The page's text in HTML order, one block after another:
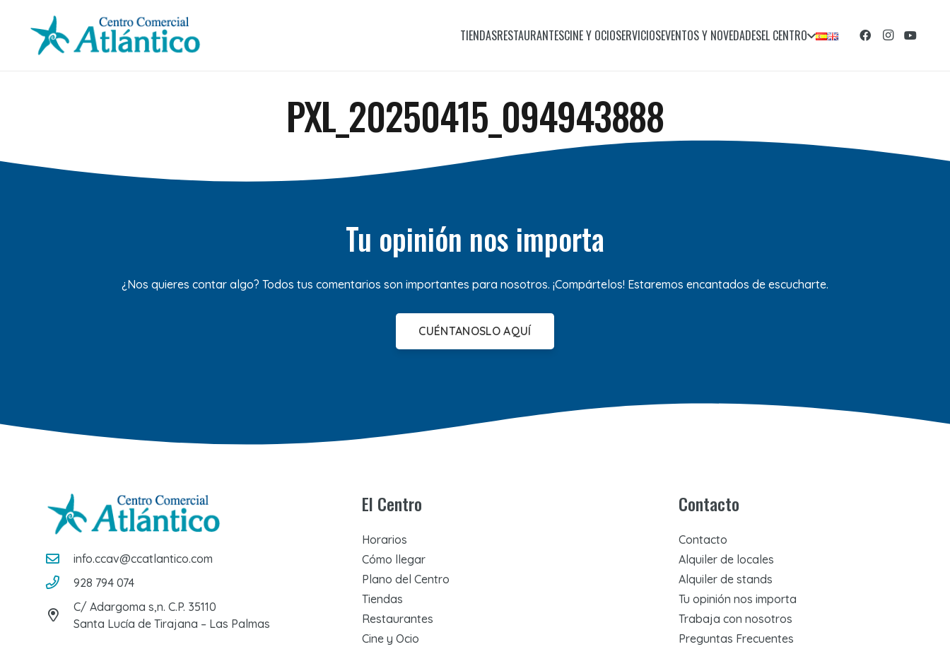
TIENDASRESTAURANTESCINE Y OCIOSERVICIOSEVENTOS Y NOVEDADESEL CENTRO
PXL_20250415_094943888
Tu opinión nos importa
¿Nos quieres contar algo? Todos tus comentarios son importantes para nosotros. ¡Compártelos! Estaremos encantados de escucharte.
CUÉNTANOSLO AQUÍ
info.ccav@ccatlantico.com
928 794 074
C/ Adargoma s,n. C.P. 35110
Santa Lucía de Tirajana – Las Palmas
El Centro
Horarios
Cómo llegar
Plano del Centro
Tiendas
Restaurantes
Cine y Ocio
Contacto
Contacto
Alquiler de locales
Alquiler de stands
Tu opinión nos importa
Trabaja con nosotros
Preguntas Frecuentes